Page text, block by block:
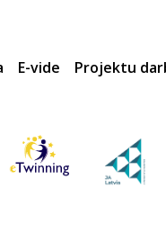
E-vide Projektu